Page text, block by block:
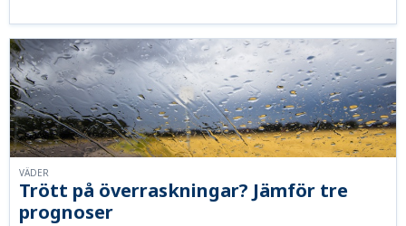
Trött på överraskningar? Jämför tre
prognoser
VÄDER